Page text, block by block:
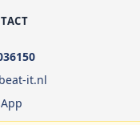
it.nl